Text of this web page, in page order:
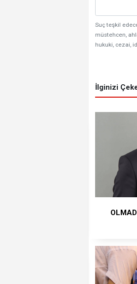
Suç teşkil
müstehcen,
hukuki, cezai,
İlginizi